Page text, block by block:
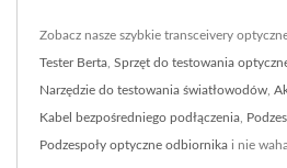
Zobacz nasze szybkie transceivery
Tester Berta Sprzęt do testowania
Narzędzie do testowania światłowodów
Kabel bezpośredniego podłączenia
Podzespoły optyczne odbiornika i nie